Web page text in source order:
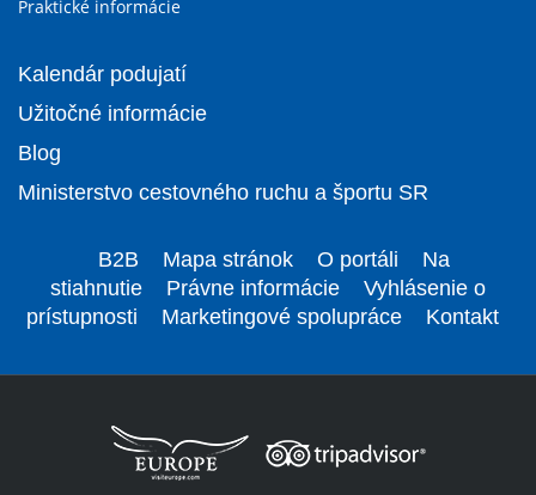
Praktické informácie
Kalendár podujatí
Užitočné informácie
Blog
Ministerstvo cestovného ruchu a športu SR
B2B Mapa stránok O portáli
Na
stiahnutie
Právne informácie
Vyhlásenie o
prístupnosti
Marketingové spolupráce Kontakt